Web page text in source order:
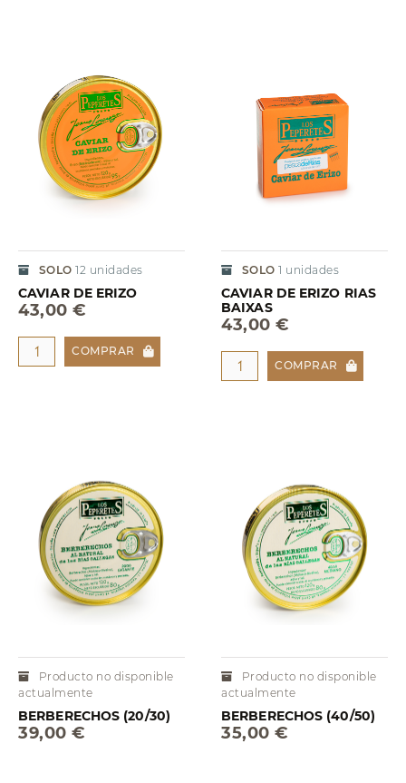
SOLO 12 unidades
CAVIAR DE ERIZO
43,00 €
COMPRAR
SOLO 1 unidades
CAVIAR DE ERIZO RIAS
BAIXAS
43,00 €
COMPRAR
Producto no disponible
actualmente
BERBERECHOS (20/30)
39,00 €
Producto no disponible
actualmente
BERBERECHOS (40/50)
35,00 €